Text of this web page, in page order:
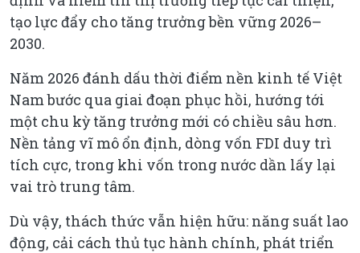
tạo lực đẩy cho tăng trưởng bền vững 2026–
2030.
Năm 2026 đánh dấu thời điểm nền kinh tế Việt
Nam bước qua giai đoạn phục hồi, hướng tới
một chu kỳ tăng trưởng mới có chiều sâu hơn.
Nền tảng vĩ mô ổn định, dòng vốn FDI duy trì
tích cực, trong khi vốn trong nước dần lấy lại
vai trò trung tâm.
Dù vậy, thách thức vẫn hiện hữu: năng suất lao
động, cải cách thủ tục hành chính, phát triển